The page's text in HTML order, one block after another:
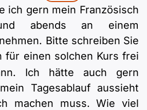
ich gern mein Französisch
abends an einem
Bitte schreiben Sie
für einen solchen Kurs frei
Ich hätte auch gern
Tagesablauf aussieht
machen muss. Wie viel